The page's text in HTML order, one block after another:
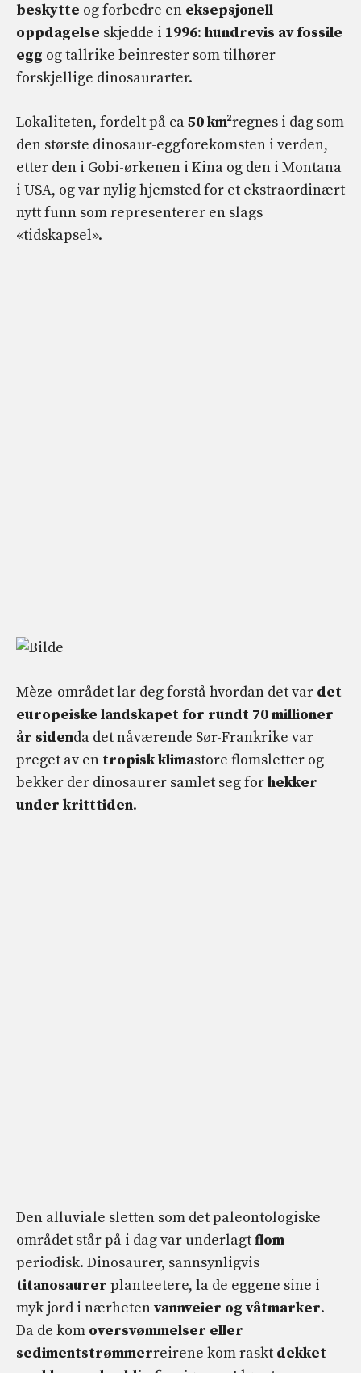
beskytte og forbedre en eksepsjonell
oppdagelse skjedde i 1996: hundrevis av fossile
egg og tallrike beinrester som tilhører
forskjellige dinosaurarter.
Lokaliteten, fordelt på ca50 km²regnes i dag som
den største dinosaur-eggforekomsten i verden,
etter den i Gobi-ørkenen i Kina og den i Montana
i USA, og var nylig hjemsted for et ekstraordinært
nytt funn som representerer en slags
«tidskapsel».
Mèze-området lar deg forstå hvordan det var det
europeiske landskapet for rundt 70 millioner
år sidenda det nåværende Sør-Frankrike var
preget av en tropisk klimastore flomsletter og
bekker der dinosaurer samlet seg forhekker
under kritttiden.
Den alluviale sletten som det paleontologiske
området står på i dag var underlagtflom
periodisk. Dinosaurer, sannsynligvis
titanosaurer planteetere, la de eggene sine i
myk jord i nærhetenvannveier og våtmarker.
Da de kom oversvømmelser eller
sedimentstrømmerreirene kom raskt dekket